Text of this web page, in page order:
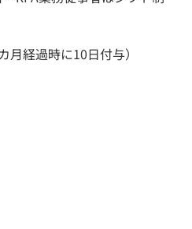
月経過時に10日付与）